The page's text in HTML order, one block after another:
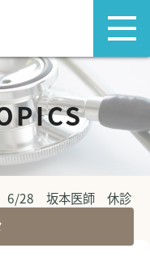
6/28 坂本医師 休診